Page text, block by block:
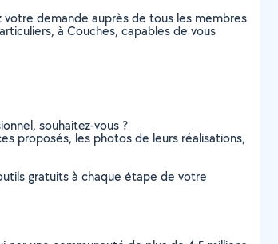
demande auprès de tous les membres
à Couches, capables de vous
souhaitez-vous ?
proposés, les photos de leurs réalisations,
gratuits à chaque étape de votre